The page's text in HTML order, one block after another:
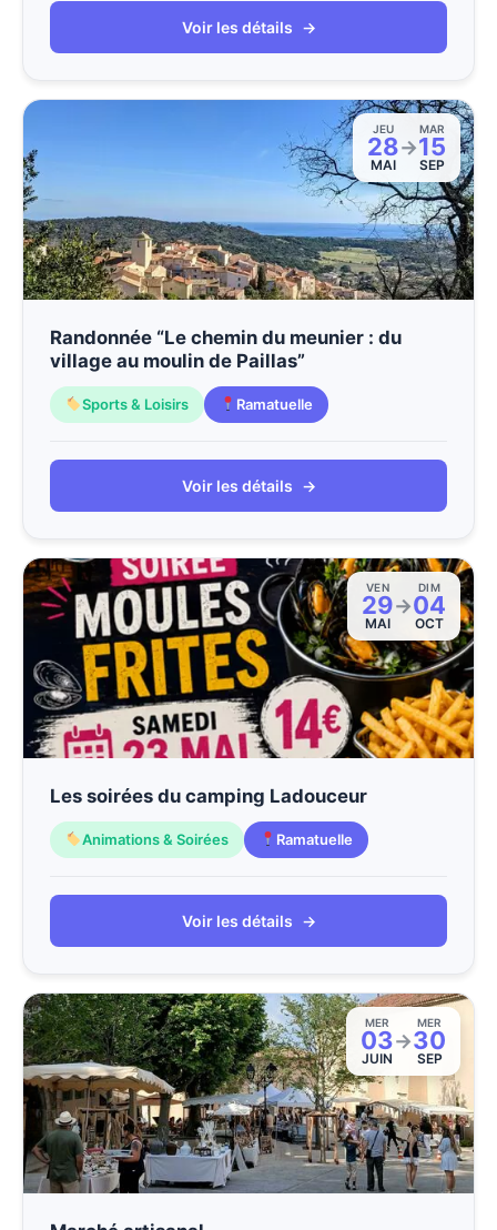
Voir les détails →
JEU
28
MAI
→
MAR
15
SEP
Randonnée “Le chemin du meunier : du
village au moulin de Paillas”
Sports & Loisirs Ramatuelle
Voir les détails →
VEN
29
MAI
→
DIM
04
OCT
Les soirées du camping Ladouceur
Animations & Soirées Ramatuelle
Voir les détails →
MER
03
JUIN
→
MER
30
SEP